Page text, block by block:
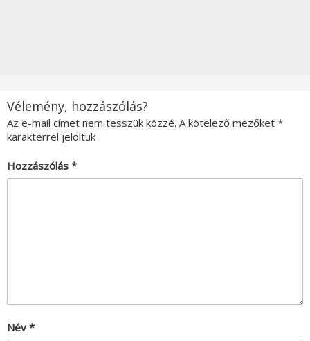
Vélemény, hozzászólás?
Az e-mail címet nem tesszük közzé. A kötelező mezőket *
karakterrel jelöltük
Hozzászólás *
Név *